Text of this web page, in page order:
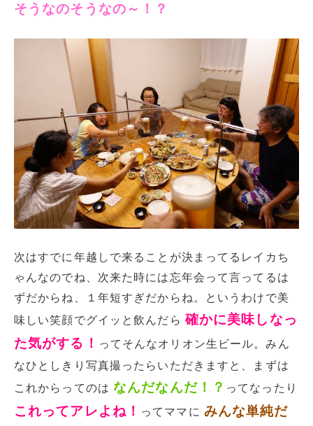
そうなのそうなの～！？
次はすでに年越しで来ることが決まってるレイカち
ゃんなのでね、次来た時には忘年会って言ってるは
ずだからね、１年短すぎだからね。というわけで美
味しい笑顔でグイッと飲んだら確かに美味しなっ
た気がする！ ってそんなオリオン生ビール。みん
なひとしきり写真撮ったらいただきますと、まずは
これからってのはなんだなんだ！？ ってなったり
これってアレよね！ ってママに みんな単純だ